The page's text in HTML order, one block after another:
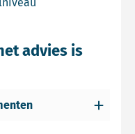
advies is